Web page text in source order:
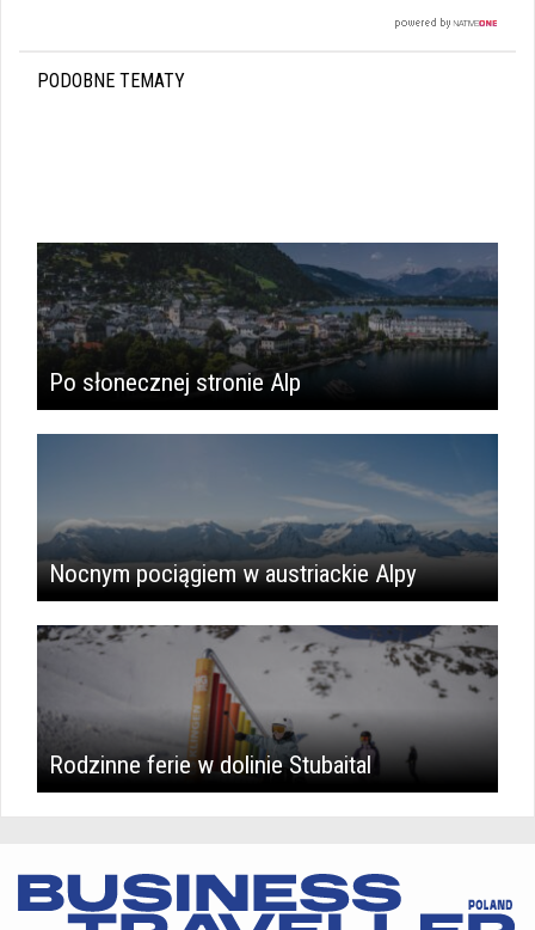
PODOBNE TEMATY
Po słonecznej stronie Alp
Nocnym pociągiem w austriackie Alpy
Rodzinne ferie w dolinie Stubaital